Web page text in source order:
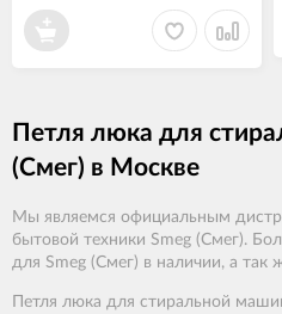
Петля люка для
(Смег) в Москве
Мы являемся официальным
бытовой техники Smeg (Смег).
для Smeg (Смег) в наличии, а так
Петля люка для стиральной